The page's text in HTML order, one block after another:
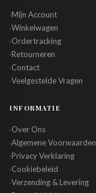
›Mijn Account
›Winkelwagen
›Ordertracking
›Retourneren
›Contact
›Veelgestelde Vragen
INFORMATIE
›Over Ons
›Algemene Voorwaarden
›Privacy Verklaring
›Cookiebeleid
›Verzending & Levering